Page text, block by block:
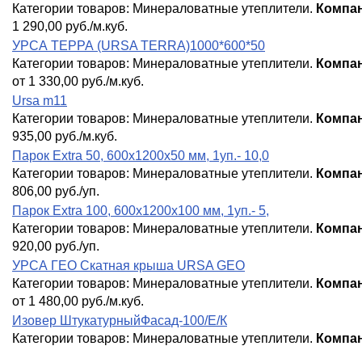
Категории товаров: Минераловатные утеплители.
1 290,00 руб./м.куб.
УРСА ТЕРРА (URSA TERRA)1000*600*50
Категории товаров: Минераловатные утеплители.
от 1 330,00 руб./м.куб.
Ursa m11
Категории товаров: Минераловатные утеплители.
935,00 руб./м.куб.
Парок Extra 50, 600х1200х50 мм, 1уп.- 10,0
Категории товаров: Минераловатные утеплители.
806,00 руб./уп.
Парок Extra 100, 600х1200х100 мм, 1уп.- 5,
Категории товаров: Минераловатные утеплители.
920,00 руб./уп.
УРСА ГЕО Скатная крыша URSA GEO
Категории товаров: Минераловатные утеплители.
от 1 480,00 руб./м.куб.
Изовер ШтукатурныйФасад-100/Е/К
Категории товаров: Минераловатные утеплители.